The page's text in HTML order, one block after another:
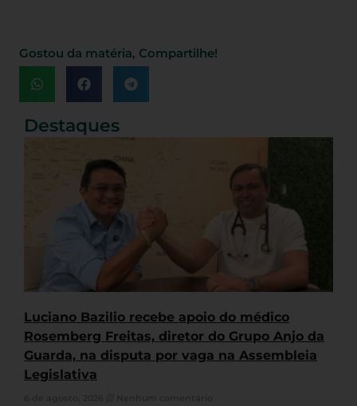
Gostou da matéria, Compartilhe!
Destaques
Luciano Bazilio recebe apoio do médico
Rosemberg Freitas, diretor do Grupo Anjo da
Guarda, na disputa por vaga na Assembleia
Legislativa